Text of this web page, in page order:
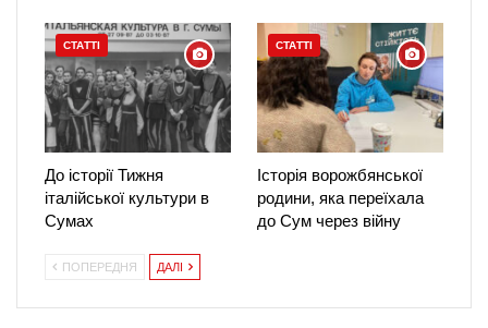
СТАТТІ
До історії Тижня
італійської культури в
Сумах
СТАТТІ
Історія ворожбянської
родини, яка переїхала
до Сум через війну
ПОПЕРЕДНЯ ДАЛІ